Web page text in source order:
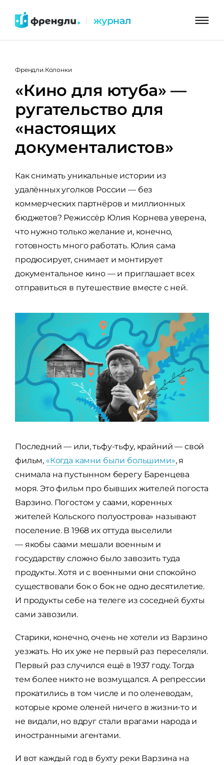
| журнал
Френдли.Колонки
«Кино для ютуба» —
ругательство для
«настоящих
документалистов»
Как снимать уникальные истории из
удалённых уголков России — без
коммерческих партнёров и миллионных
бюджетов? Режиссёр Юлия Корнева уверена,
что нужно только желание и, конечно,
готовность много работать. Юлия сама
продюсирует, снимает и монтирует
документальное кино — и приглашает всех
отправиться в путешествие вместе с ней.
Последний — или, тьфу-тьфу, крайний — свой
фильм, «Когда камни были большими», я
снимала на пустынном берегу Баренцева
моря. Это фильм про бывших жителей погоста
Варзино. Погостом у саами, коренных
жителей Кольского полуострова» называют
поселение. В 1968 их оттуда выселили
— якобы саами мешали военным и
государству сложно было завозить туда
продукты. Хотя и с военными они спокойно
существовали бок о бок не одно десятилетие.
И продукты себе на телеге из соседней бухты
сами завозили.
Старики, конечно, очень не хотели из Варзино
уезжать. Но их уже не первый раз переселяли.
Первый раз случился ещё в 1937 году. Тогда
тем более никто не возмущался. А репрессии
прокатились в том числе и по оленеводам,
которые кроме оленей ничего в жизни-то и
не видали, но вдруг стали врагами народа и
иностранными агентами.
И вот каждый год в бухту реки Варзина на